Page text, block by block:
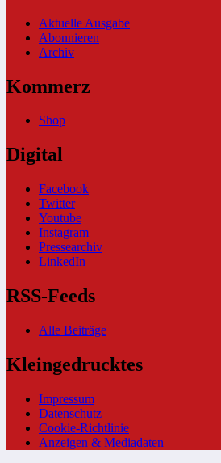
Aktuelle Ausgabe
Abonnieren
Archiv
Kommerz
Shop
Digital
Facebook
Twitter
Youtube
Instagram
Pressearchiv
LinkedIn
RSS-Feeds
Alle Beiträge
Kleingedrucktes
Impressum
Datenschutz
Cookie-Richtlinie
Anzeigen & Mediadaten